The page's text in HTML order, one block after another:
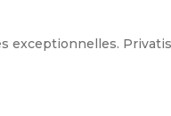
exceptionnelles.